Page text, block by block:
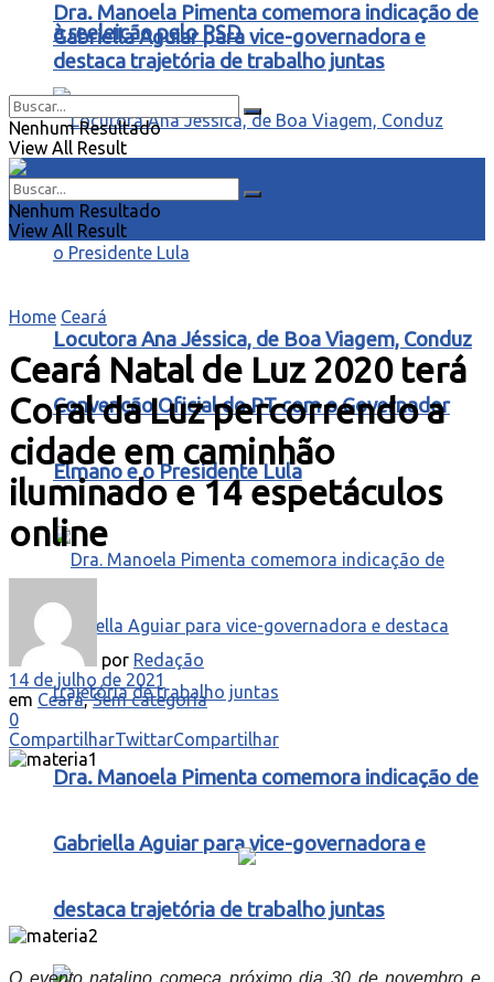
à reeleição pelo PSD
Locutora Ana Jéssica, de Boa Viagem, Conduz
Convenção Oficial do PT com o Governador
Elmano e o Presidente Lula
Dra. Manoela Pimenta comemora indicação de
Gabriella Aguiar para vice-governadora e
destaca trajetória de trabalho juntas
Dra. Manoela Pimenta comemora indicação de
Gabriella Aguiar para vice-governadora e
destaca trajetória de trabalho juntas
Nenhum Resultado
View All Result
Nenhum Resultado
View All Result
Home Ceará
Ceará Natal de Luz 2020 terá
Coral da Luz percorrendo a
cidade em caminhão
iluminado e 14 espetáculos
online
por Redação
14 de julho de 2021
em Ceará,Sem categoria
0
CompartilharTwittarCompartilhar
O evento natalino começa próximo dia 30 de novembro e,